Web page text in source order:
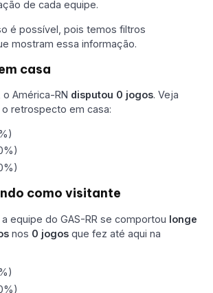
de cada equipe.
é possível, pois temos filtros
mostram essa informação.
casa
o América-RN disputou 0 jogos. Veja
retrospecto em casa:
como visitante
equipe do GAS-RR se comportou longe
nos 0 jogos que fez até aqui na